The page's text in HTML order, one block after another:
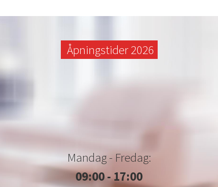
Åpningstider 2026
Mandag - Fredag:
09:00 - 17:00